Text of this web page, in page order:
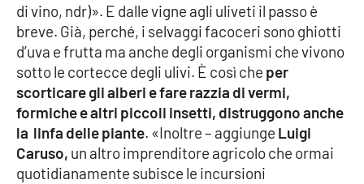
Eventi
Food
Storie
LAC
NETWORK
di vino, ndr)». E dalle vigne agli uliveti il passo è
breve. Già, perché, i selvaggi facoceri sono ghiotti
d’uva e frutta ma anche degli organismi che vivono
sotto le cortecce degli ulivi. È così che per
scorticare gli alberi e fare razzia di vermi,
formiche e altri piccoli insetti, distruggono anche
la linfa delle piante. «Inoltre – aggiunge Luigi
Caruso, un altro imprenditore agricolo che ormai
quotidianamente subisce le incursioni